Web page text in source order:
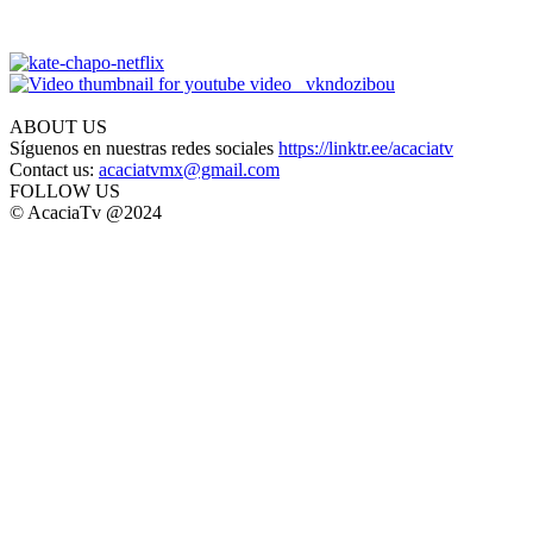
ABOUT US
Síguenos en nuestras redes sociales https://linktr.ee/acaciatv
Contact us: acaciatvmx@gmail.com
FOLLOW US
© AcaciaTv @2024